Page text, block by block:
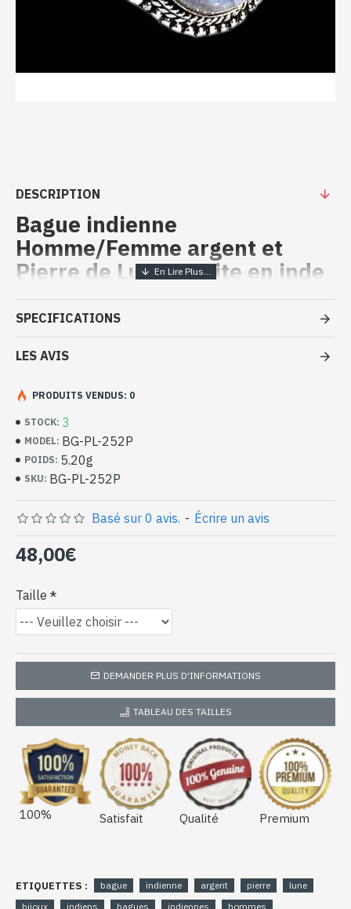
DESCRIPTION
Bague indienne
Homme/Femme argent et
Pierre de Lune – Faite en inde
Bijoux inde artisanaux - Bague
argent massif et Pierre de Lune
- Bague en argent véritable 925/1000
- Pierre sertie, en cabochon, forme ovale
- Livrée avec un petit sac artisanal
Bague indienne argent et Pierre de
Lune naturelle de forme ovale (BG-
PL-252P)
SPECIFICATIONS
LES AVIS
STOCK: 3
MODEL: BG-PL-252P
POIDS: 5.20g
SKU: BG-PL-252P
PRODUITS VENDUS: 0
Basé sur 0 avis. - Écrire un avis
48,00€
Taille
DEMANDER PLUS D'INFORMATIONS
TABLEAU DES TAILLES
100% Satisfait Qualité Premium
ETIQUETTES : bague indienne argent pierre
lune
bijoux
indiens bagues indiennes hommes